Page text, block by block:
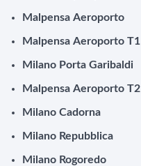
Malpensa Aeroporto
Malpensa Aeroporto T1
Milano Porta Garibaldi
Malpensa Aeroporto T2
Milano Cadorna
Milano Repubblica
Milano Rogoredo